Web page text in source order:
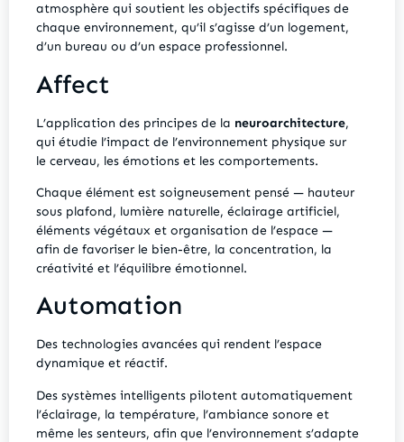
atmosphère qui soutient les objectifs spécifiques de
chaque environnement, qu’il s’agisse d’un logement,
d’un bureau ou d’un espace professionnel.
Affect
L’application des principes de la neuroarchitecture,
qui étudie l’impact de l’environnement physique sur
le cerveau, les émotions et les comportements.
Chaque élément est soigneusement pensé — hauteur
sous plafond, lumière naturelle, éclairage artificiel,
éléments végétaux et organisation de l’espace —
afin de favoriser le bien-être, la concentration, la
créativité et l’équilibre émotionnel.
Automation
Des technologies avancées qui rendent l’espace
dynamique et réactif.
Des systèmes intelligents pilotent automatiquement
l’éclairage, la température, l’ambiance sonore et
même les senteurs, afin que l’environnement s’adapte